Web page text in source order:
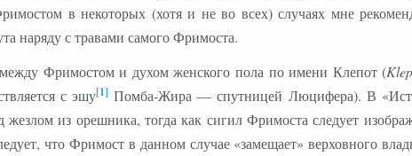
в некоторых (хотя и не во всех) случаях мне
наряду с травами самого Фримоста.
между Фримостом и духом женского пола по имени Клепот (
с эшу[1]Помба-Жира — спутницей Люцифера). В
жезлом из орешника, тогда как сигил Фримоста следует
что Фримост в данном случае «замещает» верховного